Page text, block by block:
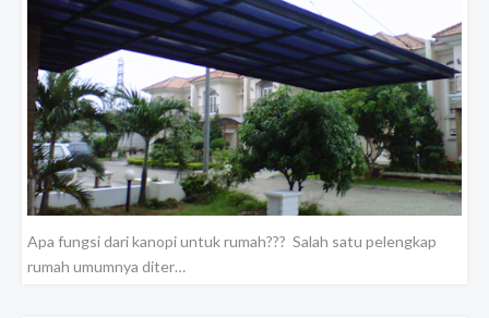
Apa fungsi dari kanopi untuk rumah??? Salah satu pelengkap
rumah umumnya diter…